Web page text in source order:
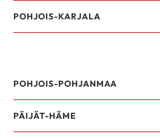
POHJOIS-KARJALA
POHJOIS-POHJANMAA
PÄIJÄT-HÄME